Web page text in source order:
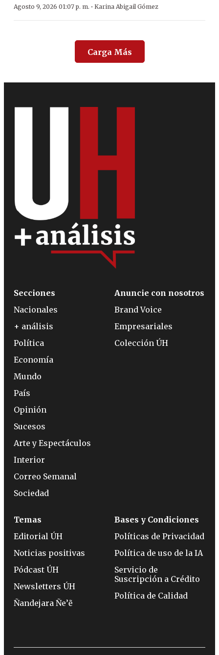
Agosto 9, 2026 01:07 p. m. · Karina Abigail Gómez
Carga Más
Secciones
Nacionales
+ análisis
Política
Economía
Mundo
País
Opinión
Sucesos
Arte y Espectáculos
Interior
Correo Semanal
Sociedad
Anuncie con nosotros
Brand Voice
Empresariales
Colección ÚH
Temas
Editorial ÚH
Noticias positivas
Pódcast ÚH
Newsletters ÚH
Ñandejara Ñe’ẽ
Bases y Condiciones
Políticas de Privacidad
Política de uso de la IA
Servicio de
Suscripción a Crédito
Política de Calidad